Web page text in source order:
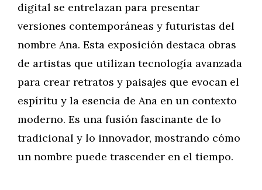
digital se entrelazan para presentar
versiones contemporáneas y futuristas del
nombre Ana. Esta exposición destaca obras
de artistas que utilizan tecnología avanzada
para crear retratos y paisajes que evocan el
espíritu y la esencia de Ana en un contexto
moderno. Es una fusión fascinante de lo
tradicional y lo innovador, mostrando cómo
un nombre puede trascender en el tiempo.